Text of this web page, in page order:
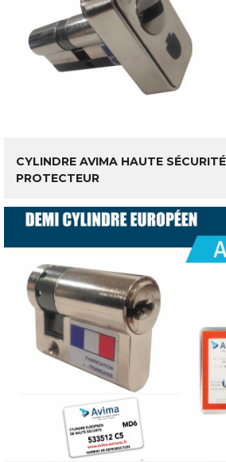
CYLINDRE AVIMA HAUTE
PROTECTEUR
LIRE LA SUITE